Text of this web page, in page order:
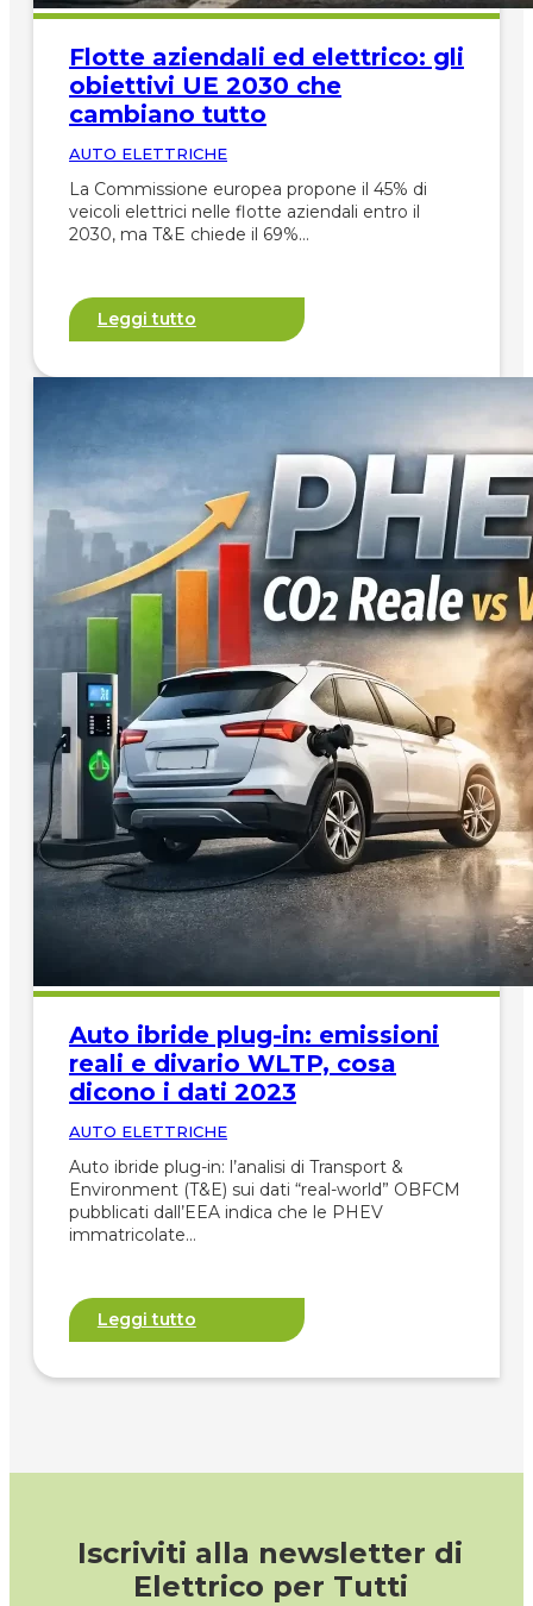
Flotte aziendali ed elettrico: gli
obiettivi UE 2030 che
cambiano tutto
AUTO ELETTRICHE
La Commissione europea propone il 45% di
veicoli elettrici nelle flotte aziendali entro il
2030, ma T&E chiede il 69%…
Leggi tutto
Auto ibride plug-in: emissioni
reali e divario WLTP, cosa
dicono i dati 2023
AUTO ELETTRICHE
Auto ibride plug-in: l’analisi di Transport &
Environment (T&E) sui dati “real-world” OBFCM
pubblicati dall’EEA indica che le PHEV
immatricolate…
Leggi tutto
Iscriviti alla newsletter di
Elettrico per Tutti